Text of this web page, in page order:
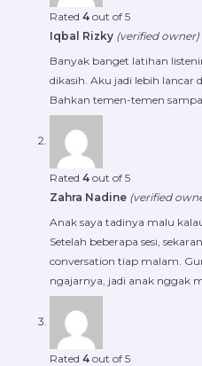
Rated 4 out of 5
Iqbal Rizky (verified owner)
Banyak banget latihan
dikasih. Aku jadi lebih
Bahkan temen-temen
Rated 4 out of 5
Zahra Nadine (verified
Anak saya tadinya malu
Setelah beberapa sesi,
conversation tiap malam.
ngajarnya, jadi anak nggak
Rated 4 out of 5